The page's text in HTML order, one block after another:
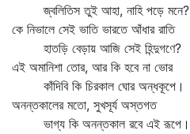
জ্বলিতিস তুই আহা, নাহি পড়ে মনে?
কে নিভালে সেই ভাতি ভারতে আঁধার রাতি
হাতড়ি বেড়ায় আজি সেই হিন্দুগণে?
এই অমানিশা তোর, আর কি হবে না ভোর
কাঁদিবি কি চিরকাল ঘোর অন্ধকূপে।
অনন্তকালের মতো, সুখসূর্য অস্তগত
ভাগ্য কি অনন্তকাল রবে এই রূপে।